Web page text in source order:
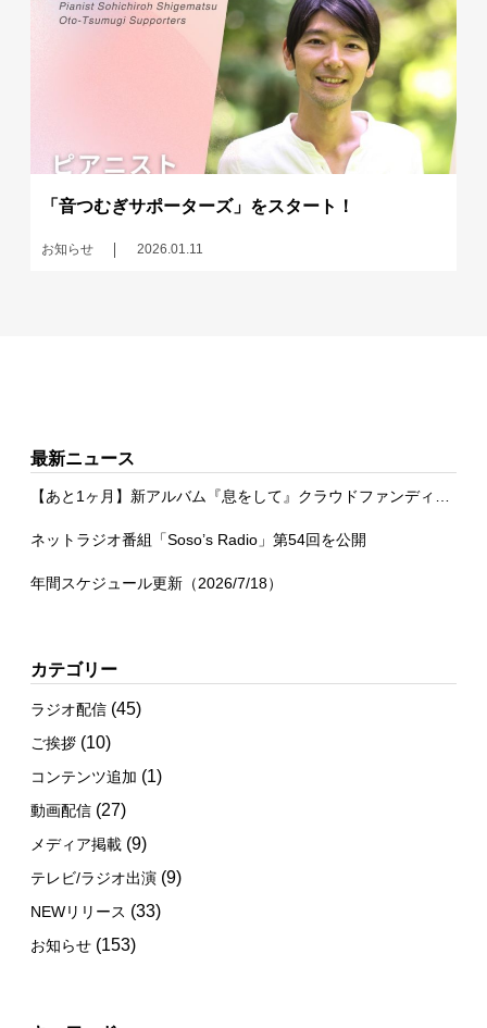
「音つむぎサポーターズ」をスタート！
お知らせ 2026.01.11
最新ニュース
【あと1ヶ月】新アルバム『息をして』クラウドファンディング
ネットラジオ番組「Soso’s Radio」第54回を公開
年間スケジュール更新（2026/7/18）
カテゴリー
ラジオ配信 (45)
ご挨拶 (10)
コンテンツ追加 (1)
動画配信 (27)
メディア掲載 (9)
テレビ/ラジオ出演 (9)
NEWリリース (33)
お知らせ (153)